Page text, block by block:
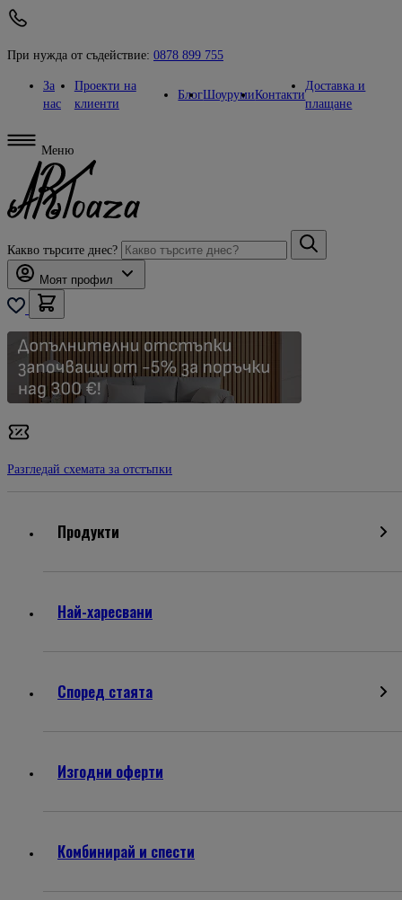
При нужда от съдействие: 0878 899 755
За
нас
Проекти на
клиенти
БлогШоурумиКонтакти
Доставка и
плащане
Меню
Какво търсите днес?
Моят профил
Разгледай схемата за отстъпки
Продукти
Най-харесвани
Според стаята
Изгодни оферти
Комбинирай и спести